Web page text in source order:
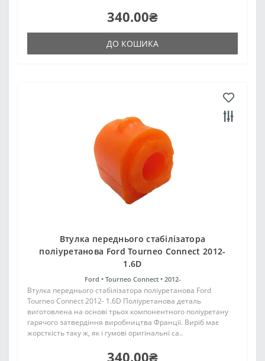
340.00₴
ДО КОШИКА
Втулка переднього стабілізатора
поліуретанова Ford Tourneo Connect 2012-
1.6D
Ford • Tourneo Connect • 2012-
Втулка переднього стабілізатора поліуретанова Ford
Tourneo Connect 2012- 1.6D Поліуретанова деталь
виготовлена на основі трьох компонентного поліуретану
гарячого затвердіння виробництва Франції. Виріб має
жорсткість таку ж, як і гумові оригінальні са..
340.00₴